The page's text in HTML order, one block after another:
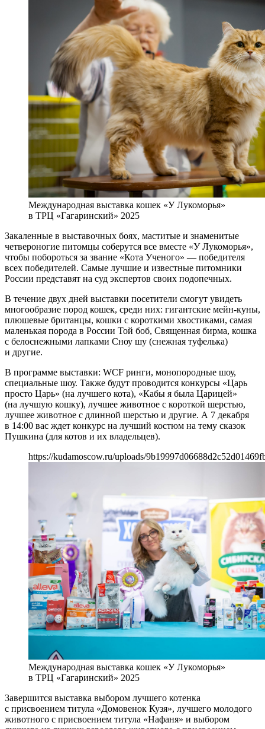
Международная выставка кошек «У Лукоморья»
в ТРЦ «Гагаринский» 2025
Закаленные в выставочных боях, маститые и знаменитые
четвероногие питомцы соберутся все вместе «У Лукоморья»,
чтобы побороться за звание «Кота Ученого» — победителя
всех победителей. Самые лучшие и известные питомники
России представят на суд экспертов своих подопечных.
В течение двух дней выставки посетители смогут увидеть
многообразие пород кошек, среди них: гигантские мейн-куны,
плюшевые британцы, кошки с короткими хвостиками, самая
маленькая порода в России Той боб, Священная бирма, кошка
с белоснежными лапками Сноу шу (снежная туфелька)
и другие.
В программе выставки: WCF ринги, монопородные шоу,
специальные шоу. Также будут проводится конкурсы «Царь
просто Царь» (на лучшего кота), «Кабы я была Царицей»
(на лучшую кошку), лучшее животное с короткой шерстью,
лучшее животное с длинной шерстью и другие. А 7 декабря
в 14:00 вас ждет конкурс на лучший костюм на тему сказок
Пушкина (для котов и их владельцев).
https://kudamoscow.ru/uploads/
Международная выставка кошек «У Лукоморья»
в ТРЦ «Гагаринский» 2025
Завершится выставка выбором лучшего котенка
с присвоением титула «Домовенок Кузя», лучшего молодого
животного с присвоением титула «Нафаня» и выбором